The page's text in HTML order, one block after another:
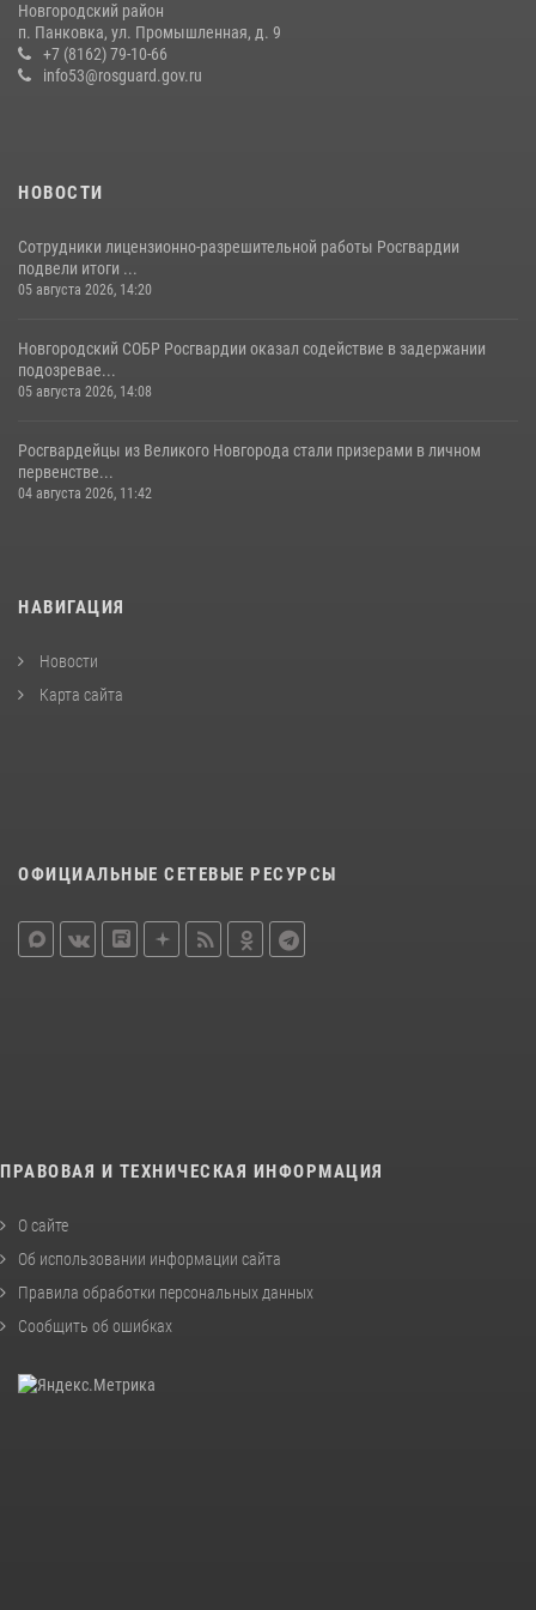
30 июля 2026, 08:40 5
Новгородский район
п. Панковка, ул. Промышленная, д. 9
+7 (8162) 79-10-66
info53@rosguard.gov.ru
НОВОСТИ
Сотрудники лицензионно-разрешительной работы Росгвардии
подвели итоги ...
05 августа 2026, 14:20
Новгородский СОБР Росгвардии оказал содействие в задержании
подозревае...
05 августа 2026, 14:08
Росгвардейцы из Великого Новгорода стали призерами в личном
первенстве...
04 августа 2026, 11:42
НАВИГАЦИЯ
Новости
Карта сайта
ОФИЦИАЛЬНЫЕ СЕТЕВЫЕ РЕСУРСЫ
ПРАВОВАЯ И ТЕХНИЧЕСКАЯ ИНФОРМАЦИЯ
О сайте
Об использовании информации сайта
Правила обработки персональных данных
Сообщить об ошибках